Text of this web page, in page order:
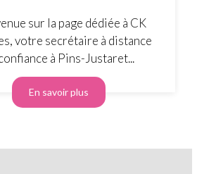
sur la page dédiée à CK
votre secrétaire à distance
à Pins-Justaret...
En savoir plus